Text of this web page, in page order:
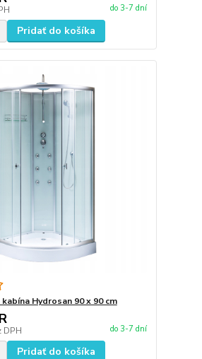
do 3-7 dní
Pridať do košíka
Hydrosan 90 x 90 cm
DPH do 3-7 dní
Pridať do košíka